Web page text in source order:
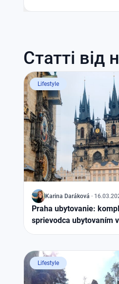
Статті
J Karina Daráková ·
Praha ubytovanie:
sprievodca ubytovaním
matičke
Lifestyle
Lifestyle